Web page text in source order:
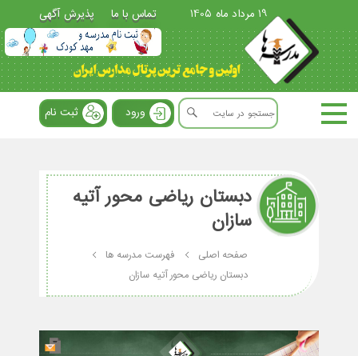
19 مرداد ماه 1405 تماس با ما پذیرش آگهی
ورود ثبت نام
دبستان ریاضی محور آتیه
سازان
صفحه اصلی
فهرست مدرسه ها
دبستان ریاضی محور آتیه سازان